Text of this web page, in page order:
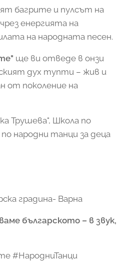
багрите и пулсът на
енергията на
на народната песен.
ще ви отведе в онзи
дух тупти – жив и
от поколение на
Трушева", Школа по
народни танци за деца
градина- Варна
българското – в звук,
#НародниТанци